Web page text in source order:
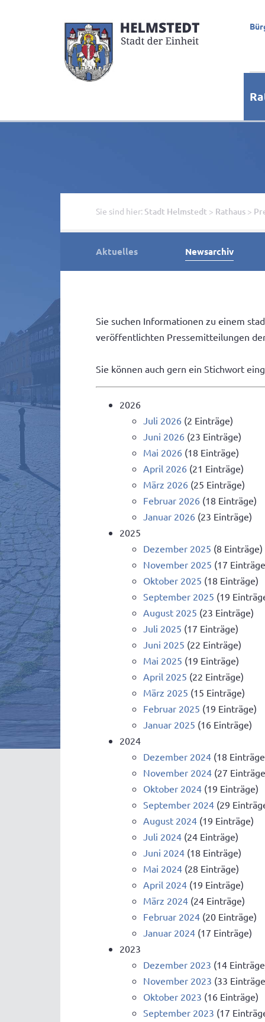
Sie sind hier: Stadt Helmstedt > Rathaus >
Aktuelles Newsarchiv
Sie suchen Informationen zu einem
veröffentlichten Pressemitteilungen
Sie können auch gern ein Stichwort
2026
Juli 2026 (2 Einträge)
Juni 2026 (23 Einträge)
Mai 2026 (18 Einträge)
April 2026 (21 Einträge)
März 2026 (25 Einträge)
Februar 2026 (18 Einträge)
Januar 2026 (23 Einträge)
2025
Dezember 2025 (8 Einträge)
November 2025 (17
Oktober 2025 (18 Einträge)
September 2025 (19
August 2025 (23 Einträge)
Juli 2025 (17 Einträge)
Juni 2025 (22 Einträge)
Mai 2025 (19 Einträge)
April 2025 (22 Einträge)
März 2025 (15 Einträge)
Februar 2025 (19 Einträge)
Januar 2025 (16 Einträge)
2024
Dezember 2024 (18
November 2024 (27
Oktober 2024 (19 Einträge)
September 2024 (29
August 2024 (19 Einträge)
Juli 2024 (24 Einträge)
Juni 2024 (18 Einträge)
Mai 2024 (28 Einträge)
April 2024 (19 Einträge)
März 2024 (24 Einträge)
Februar 2024 (20 Einträge)
Januar 2024 (17 Einträge)
2023
Dezember 2023 (14
November 2023 (33
Oktober 2023 (16 Einträge)
September 2023 (17